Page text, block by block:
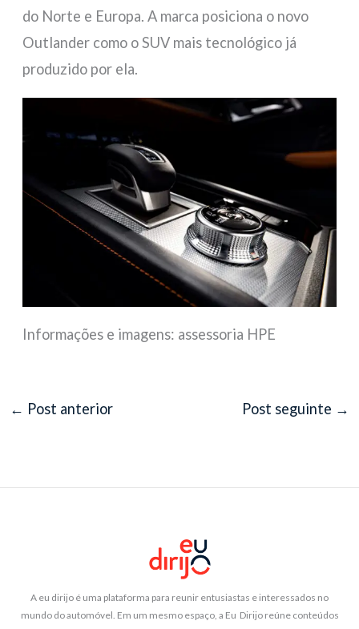
do Norte e Europa. A marca posiciona o novo
Outlander como o SUV mais tecnológico já
produzido por ela.
Informações e imagens: assessoria HPE
← Post anterior Post seguinte →
A eu dirijo é uma plataforma para reunir entusiastas e interessados no
mundo do automóvel. Em um mesmo espaço, a Eu Dirijo reúne conteúdos